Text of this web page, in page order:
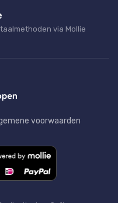
via Mollie
voorwaarden